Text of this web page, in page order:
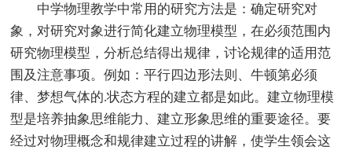
中学物理教学中常用的研究方法是：确定研究对
象，对研究对象进行简化建立物理模型，在必须范围内
研究物理模型，分析总结得出规律，讨论规律的适用范
围及注意事项。例如：平行四边形法则、牛顿第必须
律、梦想气体的.状态方程的建立都是如此。建立物理模
型是培养抽象思维能力、建立形象思维的重要途径。要
经过对物理概念和规律建立过程的讲解，使学生领会这